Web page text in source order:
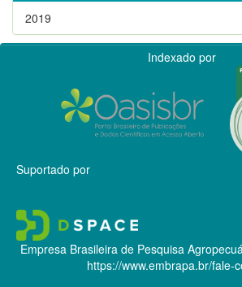
2019
Indexado por
Suportado por
Empresa Brasileira de Pesquisa
https://www.embrapa.br/fale-